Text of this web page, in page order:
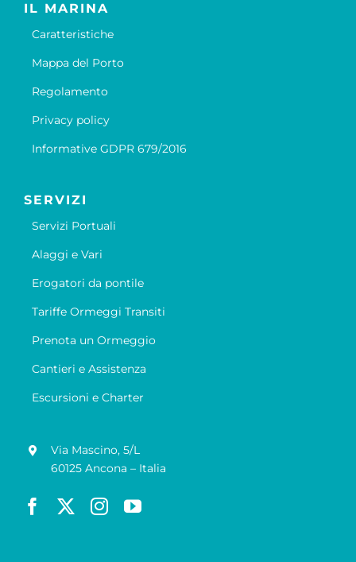
IL MARINA
Caratteristiche
Mappa del Porto
Regolamento
Privacy policy
Informative GDPR 679/2016
SERVIZI
Servizi Portuali
Alaggi e Vari
Erogatori da pontile
Tariffe Ormeggi Transiti
Prenota un Ormeggio
Cantieri e Assistenza
Escursioni e Charter
Via Mascino, 5/L
60125 Ancona – Italia